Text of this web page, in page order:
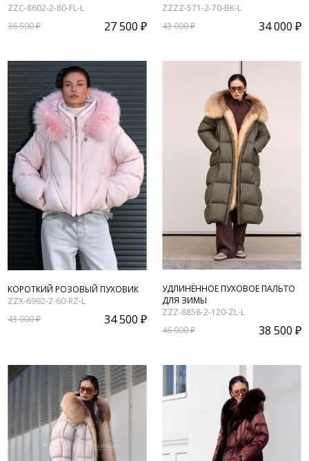
ZZC-8602-2-80-FL-L
36 500 ₽
27 500 ₽
ZZZZ-571-2-70-BK-L
43 000 ₽
34 000 ₽
КОРОТКИЙ РОЗОВЫЙ ПУХОВИК
ZZX-6992-2-60-RZ-L
43 000 ₽
34 500 ₽
УДЛИНЁННОЕ ПУХОВОЕ ПАЛЬТО
ДЛЯ ЗИМЫ
ZZZ-8858-2-120-ZL-L
46 000 ₽
38 500 ₽